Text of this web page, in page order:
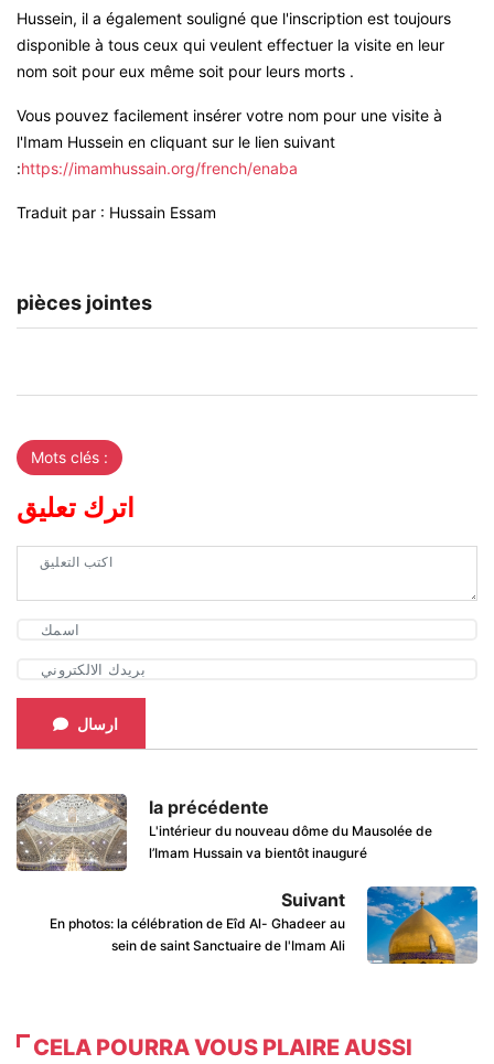
Hussein, il a également souligné que l'inscription est toujours
disponible à tous ceux qui veulent effectuer la visite en leur
nom soit pour eux même soit pour leurs morts .
Vous pouvez facilement insérer votre nom pour une visite à
l'Imam Hussein en cliquant sur le lien suivant
:https://imamhussain.org/french/enaba
Traduit par : Hussain Essam
pièces jointes
Mots clés :
اترك تعليق
ارسال
la précédente
L'intérieur du nouveau dôme du Mausolée de
l’Imam Hussain va bientôt inauguré
Suivant
En photos: la célébration de Eîd Al- Ghadeer au
sein de saint Sanctuaire de l'Imam Ali
CELA POURRA VOUS PLAIRE AUSSI